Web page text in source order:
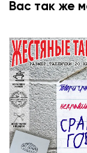
Вас так же